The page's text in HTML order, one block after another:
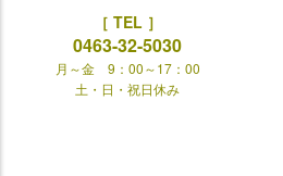
［ TEL ］
0463-32-5030
月～金 9：00～17：00
土・日・祝日休み